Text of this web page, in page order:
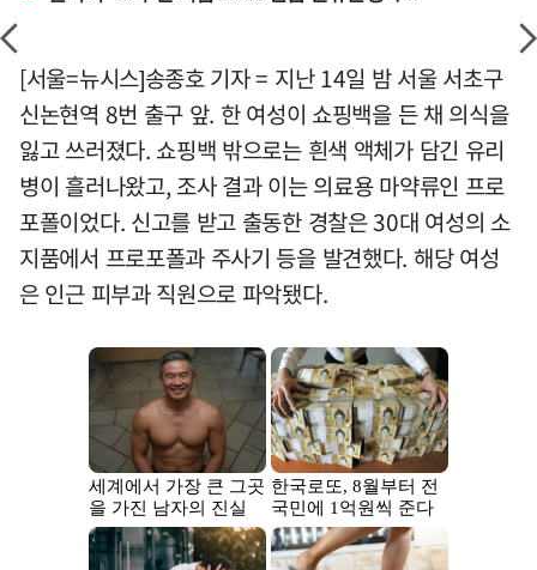
[서울=뉴시스]송종호 기자 = 지난 14일 밤 서울 서초구
신논현역 8번 출구 앞. 한 여성이 쇼핑백을 든 채 의식을
잃고 쓰러졌다. 쇼핑백 밖으로는 흰색 액체가 담긴 유리
병이 흘러나왔고, 조사 결과 이는 의료용 마약류인 프로
포폴이었다. 신고를 받고 출동한 경찰은 30대 여성의 소
지품에서 프로포폴과 주사기 등을 발견했다. 해당 여성
은 인근 피부과 직원으로 파악됐다.